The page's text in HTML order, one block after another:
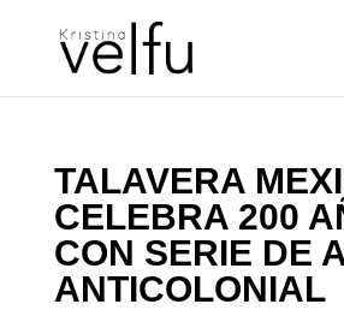
TALAVERA
CELEBRA 200
CON SERIE DE
ANTICOLONIAL